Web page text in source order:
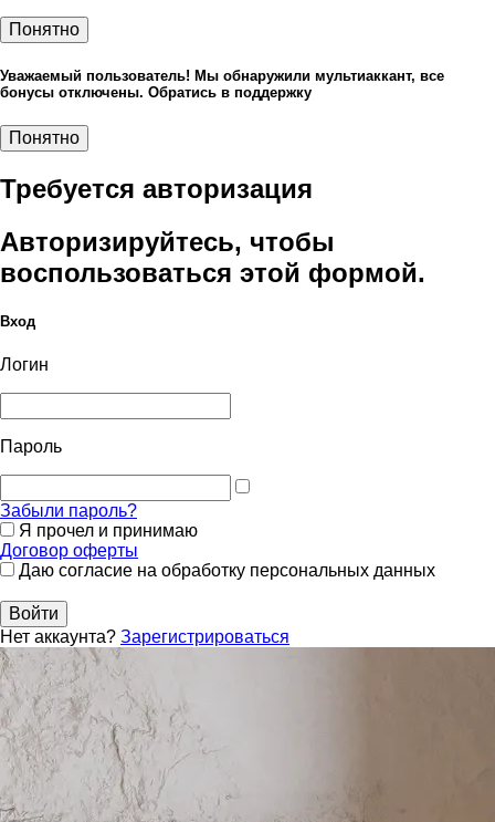
Понятно
Уважаемый пользователь! Мы обнаружили мультиаккант, все
бонусы отключены. Обратись в поддержку
Понятно
Требуется авторизация
Авторизируйтесь, чтобы
воспользоваться этой формой.
Вход
Логин
Пароль
Забыли пароль?
Я прочел и принимаю
Договор оферты
Даю согласие на обработку персональных данных
Войти
Нет аккаунта? Зарегистрироваться